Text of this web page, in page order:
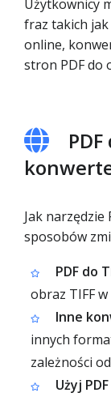
Użytkownicy
fraz takich
online,
stron PDF do
Jak narzędzie
sposobów
PDF do
obraz TIFF
Inne
innych
zależności
Użyj